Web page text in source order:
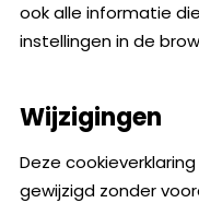
ook alle informatie
instellingen in de
Wijzigingen
Deze
gewijzigd zonder